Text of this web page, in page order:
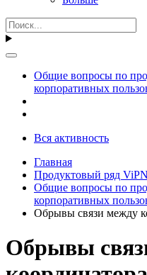
Общие вопросы по
корпоративных
Вся активность
Главная
Продуктовый ряд
Общие вопросы по
корпоративных
Обрывы связи между
Обрывы